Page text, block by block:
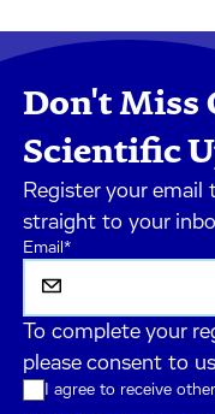
Don't Miss
Scientific
Register your
straight to your
Email*
To complete your
please consent to
I agree to receive